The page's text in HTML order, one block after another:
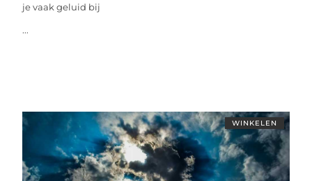
je vaak geluid bij
...
WINKELEN